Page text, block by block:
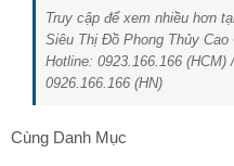
Truy cập để xem nhiều hơn
Siêu Thị Đồ Phong Thủy Cao
Hotline: 0923.166.166
0926.166.166 (HN)
Cùng Danh Mục